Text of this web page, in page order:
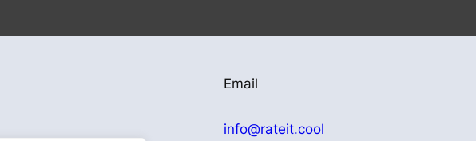
Email
info@rateit.cool